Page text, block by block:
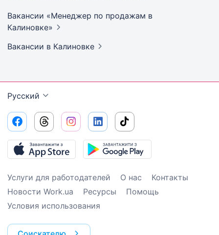
Вакансии «Менеджер по продажам в
Калиновке»
Вакансии в Калиновке
Русский
Услуги для работодателей О нас
Контакты
Новости Work.ua
Ресурсы
Помощь
Условия использования